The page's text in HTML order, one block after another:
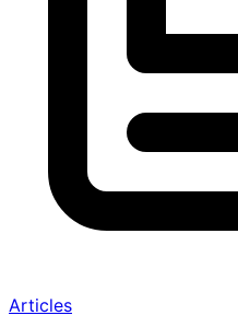
Articles